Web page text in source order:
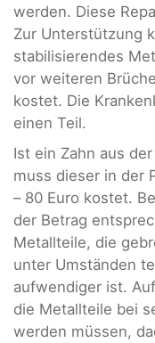
werden. Diese
Zur Unterstützung
stabilisierendes
vor weiteren
kostet. Die
einen Teil.
Ist ein Zahn aus
muss dieser in der
– 80 Euro kostet.
der Betrag
Metallteile, die
unter Umständen
aufwendiger ist.
die Metallteile bei
werden müssen,